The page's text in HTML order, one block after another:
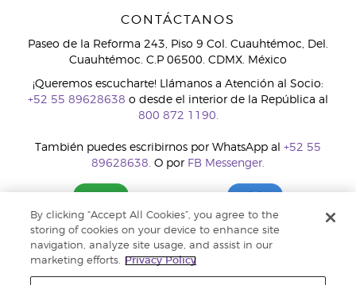
CONTÁCTANOS
Paseo de la Reforma 243, Piso 9 Col. Cuauhtémoc, Del.
Cuauhtémoc. C.P 06500. CDMX. México
¡Queremos escucharte! Llámanos a Atención al Socio:
+52 55 89628638 o desde el interior de la República al
800 872 1190.
También puedes escribirnos por WhatsApp al +52 55
89628638. O por FB Messenger.
By clicking “Accept All Cookies”, you agree to the
storing of cookies on your device to enhance site
navigation, analyze site usage, and assist in our
marketing efforts.
Privacy Policy